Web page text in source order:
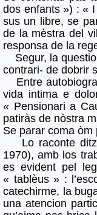
dos enfants ») : «
sus un libre, se
de la mèstra del
responsa de la
Segur, la
contrari- de dobrir
Entre
vida intima e
« Pensionari a
patiràs de nòstra
Se parar coma òm
Lo raconte ditz
1970), amb los
es evident pel
« tablèus » :
catechirme, la
una atencion